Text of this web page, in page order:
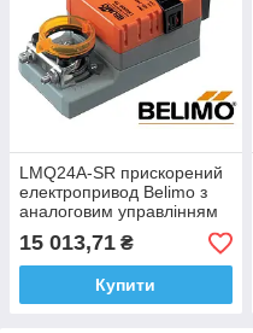
LMQ24A-SR прискорений
електропривод Belimo з
аналоговим управлінням
для повітряної заслінки
0,8 м² 2,5 секунди
15 013,71 ₴
Купити